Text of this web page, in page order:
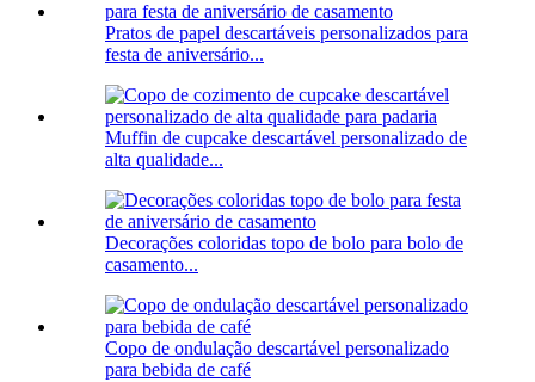
Pratos de papel descartáveis ​​personalizados para
festa de aniversário...
Muffin de cupcake descartável personalizado de
alta qualidade...
Decorações coloridas topo de bolo para bolo de
casamento...
Copo de ondulação descartável personalizado
para bebida de café